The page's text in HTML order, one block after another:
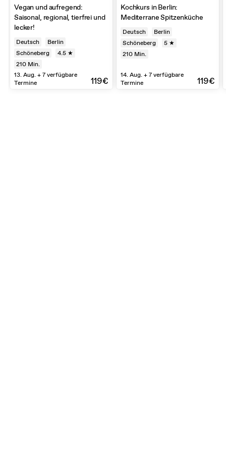
Vegan und aufregend:
Saisonal, regional, tierfrei und
lecker!
Deutsch
Berlin
Schöneberg
4.5 ★
210 Min.
13. Aug. + 7 verfügbare
Termine
119€
Kochkurs in Berlin:
Mediterrane Spitzenküche
Deutsch
Berlin
Schöneberg
5 ★
210 Min.
14. Aug. + 7 verfügbare
Termine
119€